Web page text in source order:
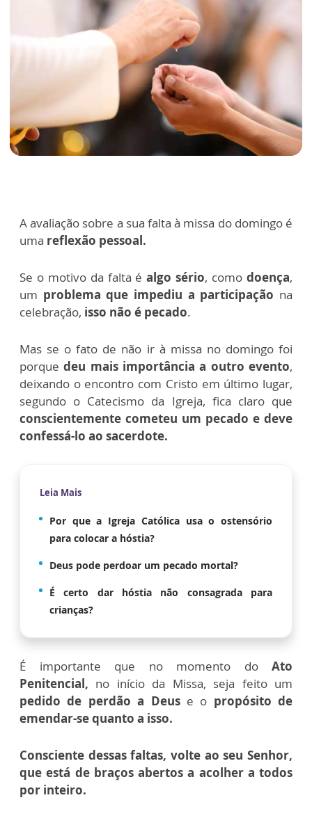
A avaliação sobre a sua falta à missa do domingo é
uma reflexão pessoal.
Se o motivo da falta éalgo sério, comodoença,
um problema que impediu a participação na
celebração, isso não é pecado.
Mas se o fato de não ir à missa no domingo foi
porquedeu mais importância a outro evento,
deixando o encontro com Cristo em último lugar,
segundo o Catecismo da Igreja, fica claro que
conscientemente cometeu um pecado e deve
confessá-lo ao sacerdote.
Leia Mais
Por que a Igreja Católica usa o ostensório
para colocar a hóstia?
Deus pode perdoar um pecado mortal?
É certo dar hóstia não consagrada para
crianças?
É importante que no momento do Ato
Penitencial, no início da Missa, seja feito um
pedido de perdão a Deuse o propósito de
emendar-se quanto a isso.
Consciente dessas faltas, volte ao seu Senhor,
que está de braços abertos a acolher a todos
por inteiro.